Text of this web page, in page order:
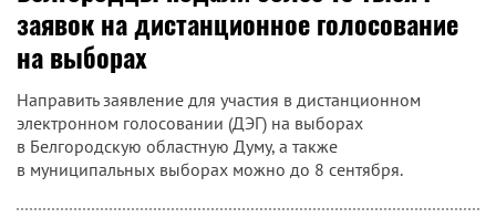
заявок на дистанционное голосование
на выборах
Направить заявление для участия в дистанционном
электронном голосовании (ДЭГ) на выборах
в Белгородскую областную Думу, а также
в муниципальных выборах можно до 8 сентября.